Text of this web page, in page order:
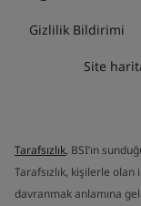
Gizlilik Bildirimi
Site
Tarafsızlık, BSI’ın
Tarafsızlık, kişilerle
davranmak anlamına